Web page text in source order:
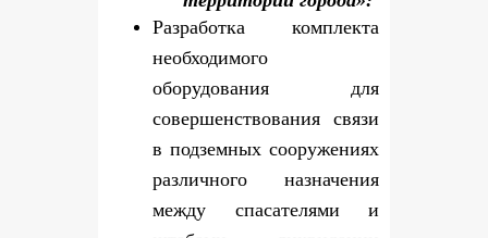
Разработка комплекта
необходимого
оборудования для
совершенствования связи
в подземных сооружениях
различного назначения
между спасателями и